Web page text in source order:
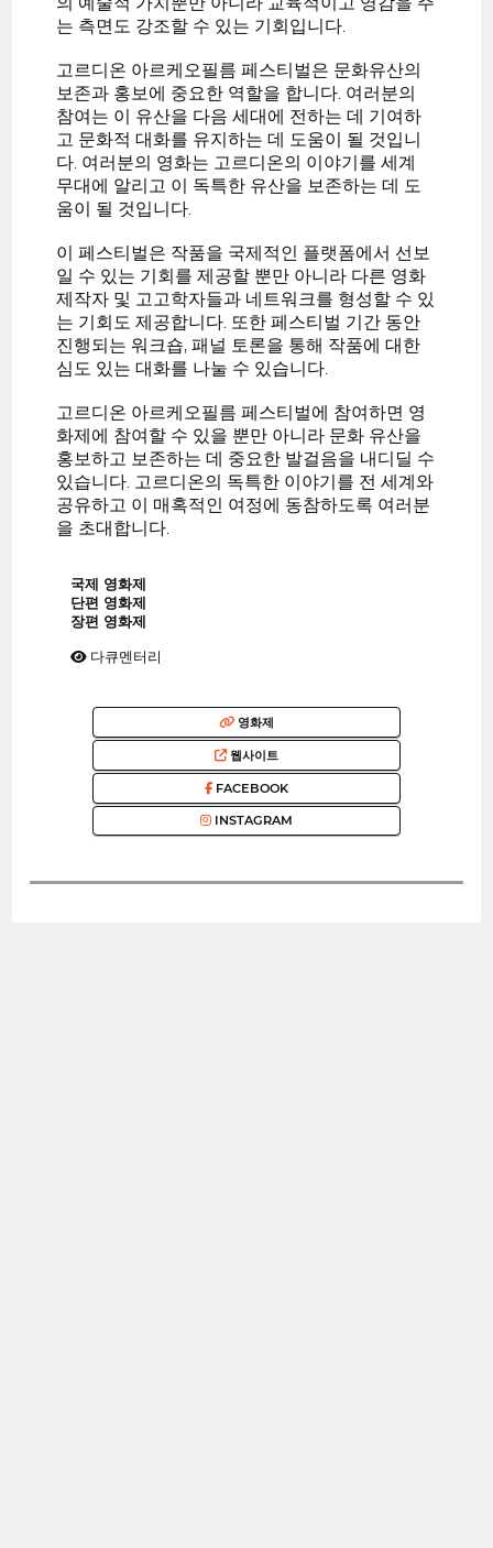
는 측면도 강조할 수 있는 기회입니다.
고르디온 아르케오필름 페스티벌은 문화유산의
보존과 홍보에 중요한 역할을 합니다. 여러분의
참여는 이 유산을 다음 세대에 전하는 데 기여하
고 문화적 대화를 유지하는 데 도움이 될 것입니
다. 여러분의 영화는 고르디온의 이야기를 세계
무대에 알리고 이 독특한 유산을 보존하는 데 도
움이 될 것입니다.
이 페스티벌은 작품을 국제적인 플랫폼에서 선보
일 수 있는 기회를 제공할 뿐만 아니라 다른 영화
제작자 및 고고학자들과 네트워크를 형성할 수 있
는 기회도 제공합니다. 또한 페스티벌 기간 동안
진행되는 워크숍, 패널 토론을 통해 작품에 대한
심도 있는 대화를 나눌 수 있습니다.
고르디온 아르케오필름 페스티벌에 참여하면 영
화제에 참여할 수 있을 뿐만 아니라 문화 유산을
홍보하고 보존하는 데 중요한 발걸음을 내디딜 수
있습니다. 고르디온의 독특한 이야기를 전 세계와
공유하고 이 매혹적인 여정에 동참하도록 여러분
을 초대합니다.
국제 영화제
단편 영화제
장편 영화제
다큐멘터리
영화제
웹사이트
FACEBOOK
INSTAGRAM